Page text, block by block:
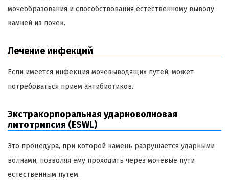
мочеобразования и способствования естественному выводу
камней из почек.
Лечение инфекций
Если имеется инфекция мочевыводящих путей, может
потребоваться прием антибиотиков.
Экстракорпоральная ударноволновая
литотрипсия (ESWL)
Это процедура, при которой камень разрушается ударными
волнами, позволяя ему проходить через мочевые пути
естественным путем.